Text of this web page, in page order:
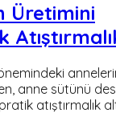
Üretimini
anne sütünü
atıştırmalık